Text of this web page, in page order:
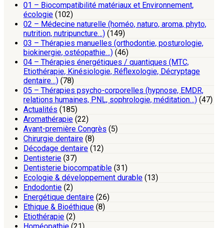
01 – Biocompatibilité matériaux et Environnement,
écologie (102)
02 – Médecine naturelle (homéo, naturo, aroma, phyto,
nutrition, nutripuncture…) (149)
03 – Thérapies manuelles (orthodontie, posturologie,
biokinergie, ostéopathie…) (46)
04 – Thérapies énergétiques / quantiques (MTC,
Etiothérapie, Kinésiologie, Réflexologie, Décryptage
dentaire…) (78)
05 – Thérapies psycho-corporelles (hypnose, EMDR,
relations humaines, PNL, sophrologie, méditation…) (47)
Actualités (185)
Aromathérapie (22)
Avant-première Congrès (5)
Chirurgie dentaire (8)
Décodage dentaire (12)
Dentisterie (37)
Dentisterie biocompatible (31)
Ecologie & développement durable (13)
Endodontie (2)
Energétique dentaire (26)
Ethique & Bioéthique (8)
Etiothérapie (2)